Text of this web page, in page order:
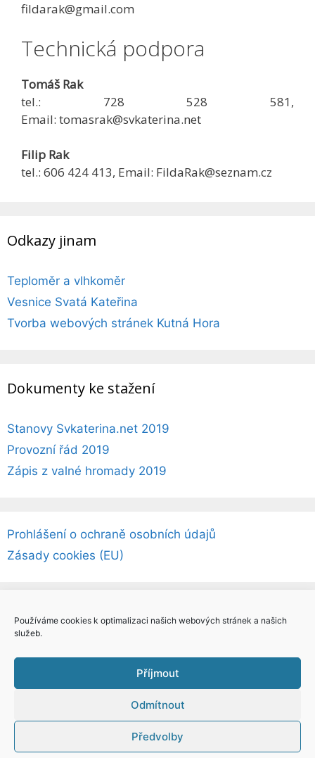
Používáme cookies k optimalizaci našich webových stránek a našich
služeb.
Příjmout
Odmítnout
Předvolby
fildarak@gmail.com
Technická podpora
Tomáš Rak
tel.: 728 528 581,
Email: tomasrak@svkaterina.net
Filip Rak
tel.: 606 424 413, Email: FildaRak@seznam.cz
Odkazy jinam
Teploměr a vlhkoměr
Vesnice Svatá Kateřina
Tvorba webových stránek Kutná Hora
Dokumenty ke stažení
Stanovy Svkaterina.net 2019
Provozní řád 2019
Zápis z valné hromady 2019
Prohlášení o ochraně osobních údajů
Zásady cookies (EU)
Tvorba webových stránek Kutná Hora–
intersite.cz – Tomáš Rak